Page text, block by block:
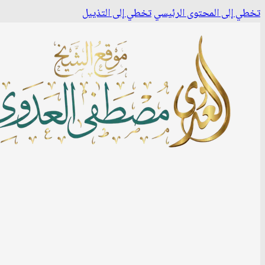
تخطي إلى المحتوى الرئيسيتخطي إلى التذييل